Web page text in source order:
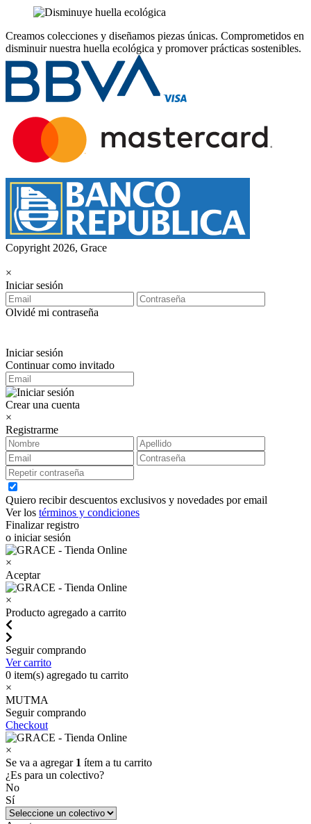
Creamos colecciones y diseñamos piezas únicas. Comprometidos en
disminuir nuestra huella ecológica y promover prácticas sostenibles.
Copyright 2026, Grace
×
Iniciar sesión
Olvidé mi contraseña
Iniciar sesión
Continuar como invitado
Crear una cuenta
×
Registrarme
Quiero recibir descuentos exclusivos y novedades por email
Ver los términos y condiciones
Finalizar registro
o iniciar sesión
×
Aceptar
×
Producto agregado a carrito
Seguir comprando
Ver carrito
0 item(s) agregado tu carrito
×
MUTMA
Seguir comprando
Checkout
×
Se va a agregar 1 ítem a tu carrito
¿Es para un colectivo?
No
Sí